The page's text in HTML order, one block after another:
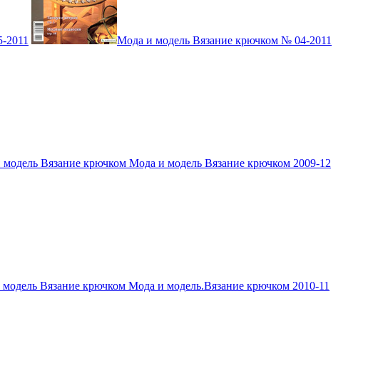
2011 Мода и модель Вязание крючком № 04-2011
Вязание крючком Мода и модель Вязание крючком 2009-12
Вязание крючком Мода и модель.Вязание крючком 2010-11